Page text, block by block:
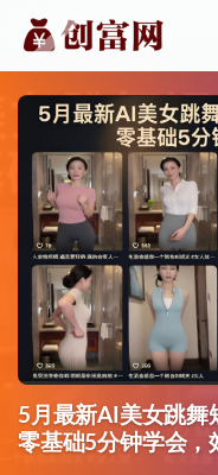
5月最新AI美女跳舞
零基础5分钟学会，